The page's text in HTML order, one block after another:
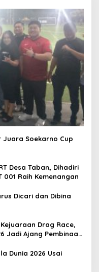
Juara Soekarno Cup
Desa Taban, Dihadiri
001 Raih Kemenangan
Dicari dan Dibina
Drag Race,
Jadi Ajang Pembinaan
Dunia 2026 Usai